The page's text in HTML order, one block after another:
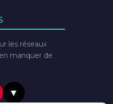
les réseaux
manquer de
▼